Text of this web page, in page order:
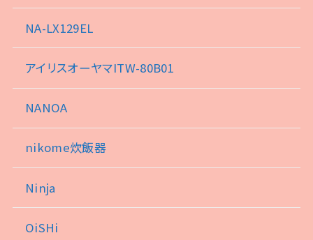
NA-LX129EL
アイリスオーヤマITW-80B01
NANOA
nikome炊飯器
Ninja
OiSHi